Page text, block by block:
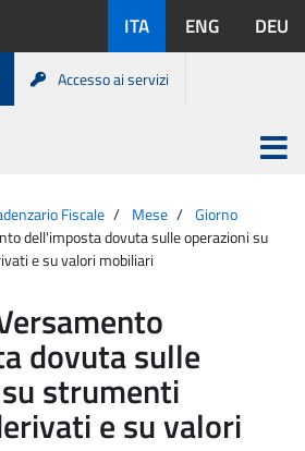
disponibili:
ITA ENG DEU
Accesso ai servizi
Apri
menu
Fiscale Mese
Giorno
dell'imposta dovuta sulle operazioni su
e su valori mobiliari
dovuta sulle
strumenti
e su valori